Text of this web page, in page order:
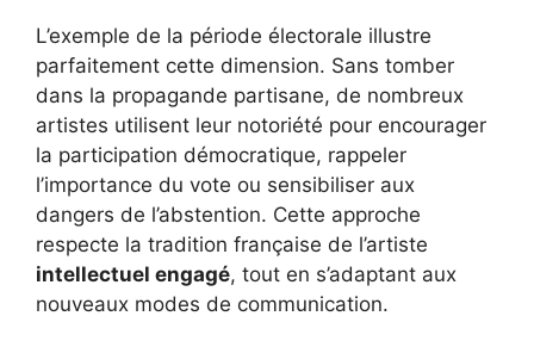
L’exemple de la période électorale illustre
parfaitement cette dimension. Sans tomber
dans la propagande partisane, de nombreux
artistes utilisent leur notoriété pour encourager
la participation démocratique, rappeler
l’importance du vote ou sensibiliser aux
dangers de l’abstention. Cette approche
respecte la tradition française de l’artiste
intellectuel engagé, tout en s’adaptant aux
nouveaux modes de communication.